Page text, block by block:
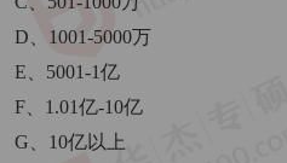
D、1001-5000万
E、5001-1亿
F、1.01亿-10亿
G、10亿以上